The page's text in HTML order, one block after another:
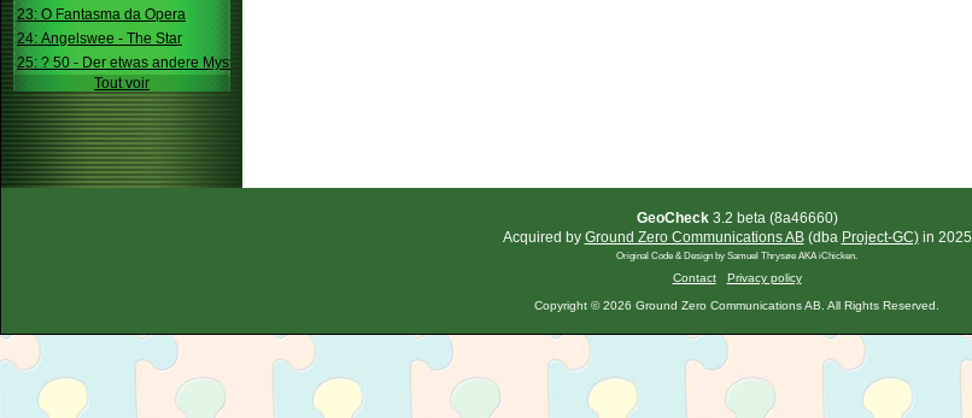
23: O Fantasma da Opera
24: Angelswee - The Star
25: ? 50 - Der etwas andere Mystery
Tout voir
GeoCheck3.2 beta (8a46660)
Acquired by Ground Zero Communications AB(dba Project-GC)in 2025
Original Code & Design by Samuel Thrysøe AKA iChicken.
Contact Privacy policy
Copyright © 2026 Ground Zero Communications AB. All Rights Reserved.